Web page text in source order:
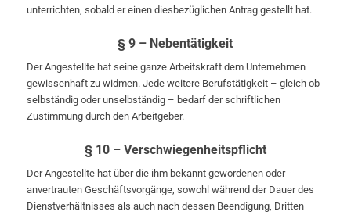
unterrichten, sobald er einen diesbezüglichen Antrag gestellt hat.
§ 9 – Nebentätigkeit
Der Angestellte hat seine ganze Arbeitskraft dem Unternehmen
gewissenhaft zu widmen. Jede weitere Berufstätigkeit – gleich ob
selbständig oder unselbständig – bedarf der schriftlichen
Zustimmung durch den Arbeitgeber.
§ 10 – Verschwiegenheitspflicht
Der Angestellte hat über die ihm bekannt gewordenen oder
anvertrauten Geschäftsvorgänge, sowohl während der Dauer des
Dienstverhältnisses als auch nach dessen Beendigung, Dritten